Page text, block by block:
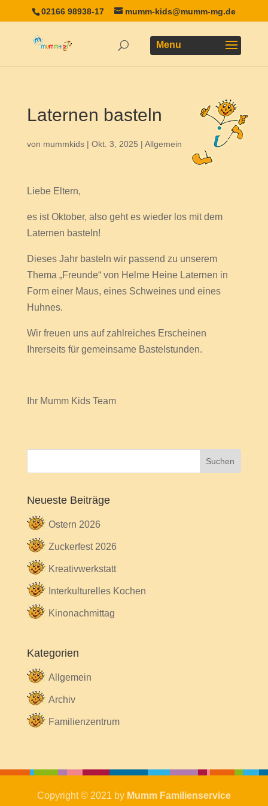
02166 98938-17 mumm-kids@mumm-mg.de
Laternen basteln
von mummkids| Okt. 3, 2025 | Allgemein
Liebe Eltern,
es ist Oktober, also geht es wieder los mit dem
Laternen basteln!
Dieses Jahr basteln wir passend zu unserem
Thema „Freunde“ von Helme Heine Laternen in
Form einer Maus, eines Schweines und eines
Huhnes.
Wir freuen uns auf zahlreiches Erscheinen
Ihrerseits für gemeinsame Bastelstunden.
Ihr Mumm Kids Team
Neueste Beiträge
Ostern 2026
Zuckerfest 2026
Kreativwerkstatt
Interkulturelles Kochen
Kinonachmittag
Kategorien
Allgemein
Archiv
Familienzentrum
Copyright © 2021 by Mumm Familienservice